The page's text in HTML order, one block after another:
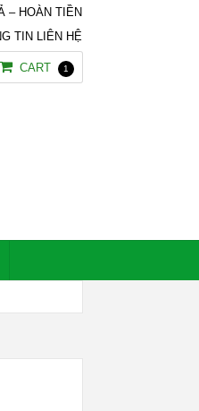
– HOÀN TIỀN
TIN LIÊN HỆ
CART 1